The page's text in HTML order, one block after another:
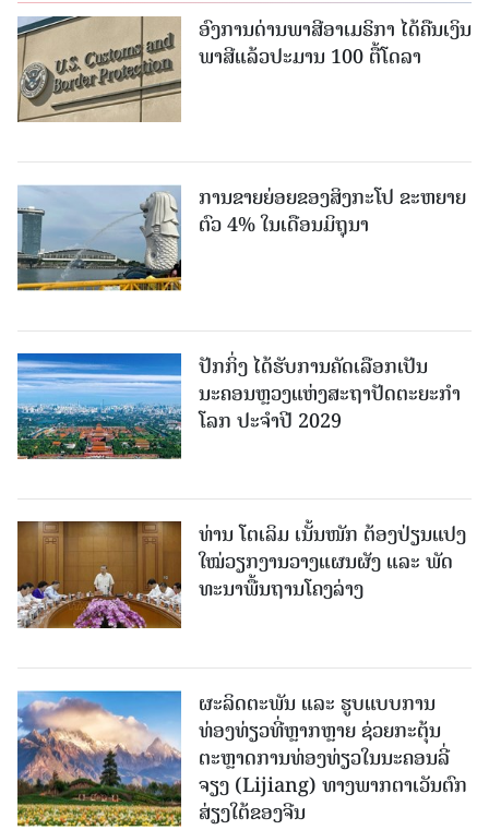
ອົງການດ່ານພາສີອາເມຣິກາ ໄດ້ຄືນເງິນ
ພາສີແລ້ວປະມານ 100 ຕື້ໂດລາ
ການຂາຍຍ່ອຍຂອງສິງກະໂປ ຂະຫຍາຍ
ຕົວ 4% ໃນເດືອນມິຖຸນາ
ປັກກິ່ງ ໄດ້ຮັບການຄັດເລືອກເປັນ
ນະຄອນຫຼວງແຫ່ງສະຖາປັດຕະຍະກຳ
ໂລກ ປະຈຳປີ 2029
ທ່ານ ໂຕ​ເລິມ ເນັ້ນໜັກ ຕ້ອງ​ປ່ຽນ​ແປງ​
ໃໝ່​ວຽກ​ງານ​ວາງ​ແຜນ​ຜັງ ແລະ ​ພັດ​
ທະ​ນາ​ພື້ນ​ຖານ​ໂຄງ​ລ່າງ
ຜະລິດຕະພັນ ແລະ ຮູບແບບການ
ທ່ອງທ່ຽວທີ່ຫຼາກຫຼາຍ ຊ່ວຍກະຕຸ້ນ
ຕະຫຼາດການທ່ອງທ່ຽວໃນນະຄອນລີ່
ຈຽງ (Lijiang) ທາງພາກຕາເວັນຕົກ
ສ່ຽງໃຕ້ຂອງຈີນ